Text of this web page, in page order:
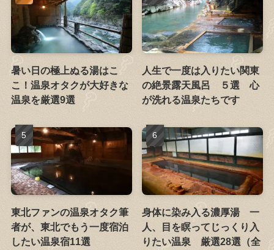
暑い日の極上ぬる湯はこ
こ！温泉オタクが大好きな
温泉を厳選9選
人生で一度は入りたい関東
の絶景露天風呂 ５選 心
が洗れる温泉たちです
東北ファンの温泉オタク筆
者が、東北でもう一度宿泊
したい温泉宿11選
身体に染み入る濃厚湯 一
人、目を瞑ってじっくり入
りたい温泉 厳選28選（全